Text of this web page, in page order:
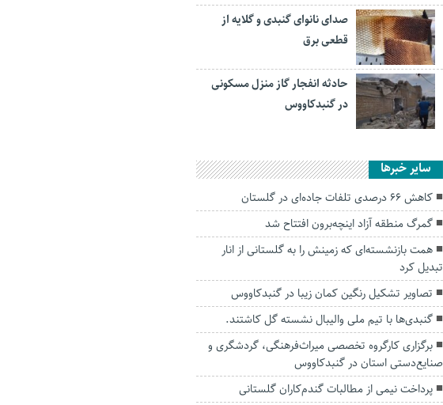
صدای نانوای گنبدی و گلایه از
قطعی برق
حادثه انفجار گاز منزل مسکونی
در گنبدکاووس
سایر خبرها
کاهش ۶۶ درصدی تلفات جاده‌ای در گلستان
گمرگ منطقه آزاد اینچه‌برون افتتاح شد
همت بازنشسته‌ای که زمینش را به گلستانی از انار
تبدیل کرد
تصاویر تشکیل رنگین کمان زیبا در‌ گنبدکاووس
گنبدی‌ها با تیم ملی والیبال نشسته گل کاشتند.
برگزاری کارگروه تخصصی میراث‌فرهنگی، گردشگری و
صنایع‌دستی استان در گنبدکاووس
پرداخت نیمی از مطالبات گندم‌کاران گلستانی